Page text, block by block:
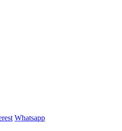
Whatsapp